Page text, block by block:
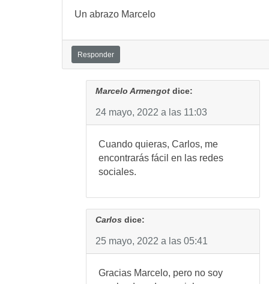
Un abrazo Marcelo
Responder
Marcelo Armengot dice:
24 mayo, 2022 a las 11:03
Cuando quieras, Carlos, me
encontrarás fácil en las redes
sociales.
Carlos dice:
25 mayo, 2022 a las 05:41
Gracias Marcelo, pero no soy